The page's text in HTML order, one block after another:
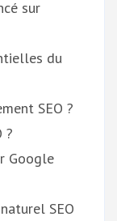
sur
du
SEO ?
?
Google
SEO